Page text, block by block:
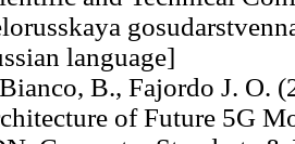
language]
B., Fajordo J. O.
of Future 5G